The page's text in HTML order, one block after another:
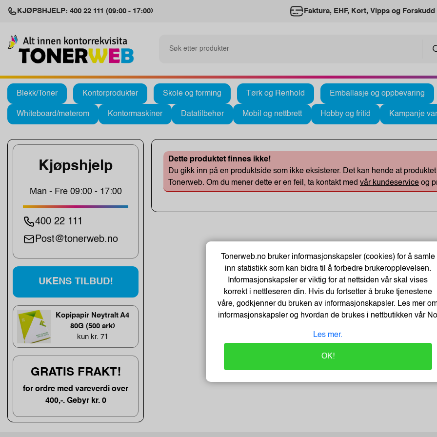
KJØPSHJELP: 400 22 111 (09:00 - 17:00) Faktura, EHF, Kort, Vipps og Forskudd
Blekk/Toner Kontorprodukter Skole og forming Tørk og Renhold Emballasje og oppbevaring
Whiteboard/møterom Kontormaskiner Datatilbehør Mobil og nettbrett Hobby og fritid Kampanje
Kjøpshjelp
Man - Fre 09:00 - 17:00
400 22 111
Post@tonerweb.no
UKENS TILBUD!
Kopipapir Nøytralt A4
80G (500 ark)
kun kr. 71
GRATIS FRAKT!
for ordre med vareverdi over
400,-. Gebyr kr. 0
Dette produktet finnes ikke!
Du gikk inn på en produktside som ikke eksisterer. Det kan hende at
Tonerweb. Om du mener dette er en feil, ta kontakt med vår kundeservice og
Tonerweb.no bruker informasjonskapsler (cookies) for å samle
inn statistikk som kan bidra til å forbedre brukeropplevelsen.
Informasjonskapsler er viktig for at nettsiden vår skal vises
korrekt i nettleseren din. Hvis du fortsetter å bruke tjenestene
våre, godkjenner du bruken av informasjonskapsler. Les mer
informasjonskapsler og hvordan de brukes i nettbutikken vårNo
Les mer.
OK!